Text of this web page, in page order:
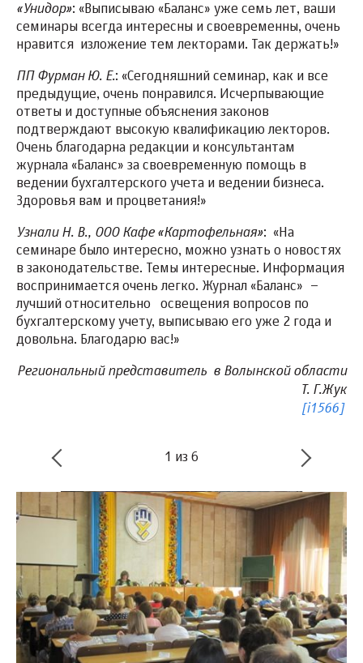
«Унидор»: «Выписываю «Баланс» уже семь лет, ваши
семинары всегда интересны и своевременны, очень
нравится изложение тем лекторами. Так держать!»
ПП Фурман Ю. Е.: «Сегодняшний семинар, как и все
предыдущие, очень понравился. Исчерпывающие
ответы и доступные объяснения законов
подтверждают высокую квалификацию лекторов.
Очень благодарна редакции и консультантам
журнала «Баланс» за своевременную помощь в
ведении бухгалтерского учета и ведении бизнеса.
Здоровья вам и процветания!»
Узнали Н. В., ООО Кафе «Картофельная»: «На
семинаре было интересно, можно узнать о новостях
в законодательстве. Темы интересные. Информация
воспринимается очень легко. Журнал «Баланс» –
лучший относительно освещения вопросов по
бухгалтерскому учету, выписываю его уже 2 года и
довольна. Благодарю вас!»
Региональный представитель в Волынской области
Т. Г.Жук
[i1566]
1 из 6